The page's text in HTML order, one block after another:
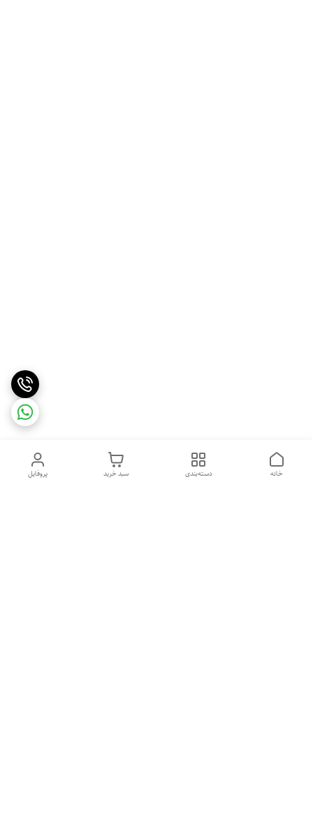
پروفایل سبد خرید دسته‌بندی خانه